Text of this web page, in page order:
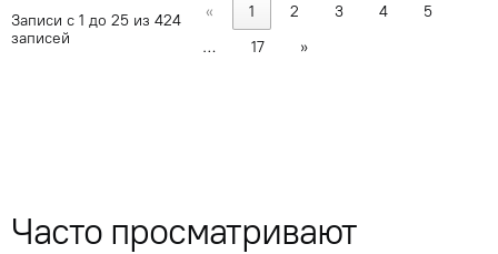
Записи с 1 до 25 из 424
записей
« 1 2 3 4
5
…
17 »
Часто просматривают